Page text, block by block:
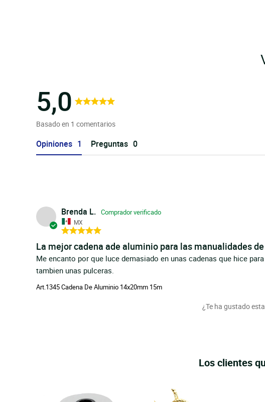
5,0
Basado en 1 comentarios
Opiniones Preguntas
Brenda L.
MX
La mejor cadena ade aluminio para las manualidades
Me encanto por que luce demasiado en unas cadenas que hice
tambien unas pulceras.
Art.1345 Cadena De Aluminio 14x20mm 15m
¿Te ha gustado
Los clientes